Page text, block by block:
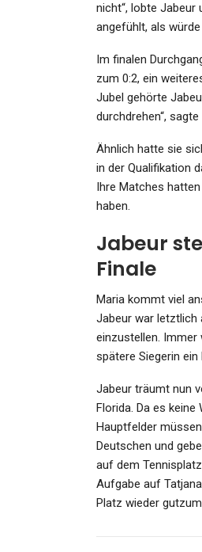
nicht“, lobte Jabeur
angefühlt, als
Im finalen
zum 0:2, ein
Jubel gehörte
durchdrehen“, sagte
Ähnlich hatte sie
in der Qualifikation
Ihre Matches
haben.
Jabeur
Finale
Maria kommt viel
Jabeur war letztlich
einzustellen. Immer
spätere Siegerin
Jabeur träumt nun
Florida. Da es
Hauptfelder
Deutschen und
auf dem
Aufgabe auf
Platz wieder